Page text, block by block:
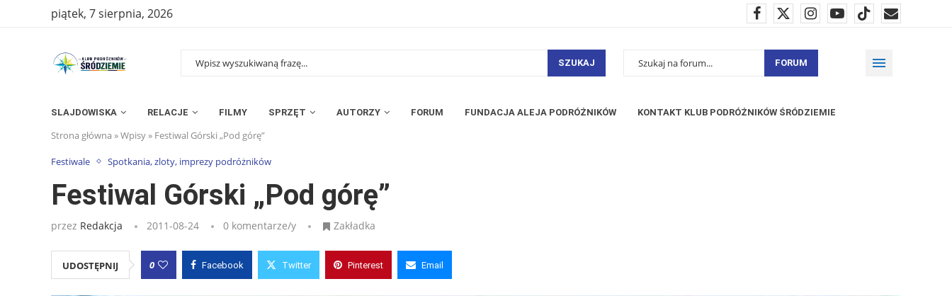
piątek, 7 sierpnia, 2026
SZUKAJ FORUM
SLAJDOWISKA RELACJE FILMY SPRZĘT AUTORZY FORUM FUNDACJA ALEJA PODRÓŻNIKÓW KONTAKT KLUB PODRÓŻNIKÓW ŚRÓDZIEMIE
Strona główna »Wpisy» Festiwal Górski „Pod górę”
Festiwale Spotkania, zloty, imprezy podróżników
Festiwal Górski „Pod górę”
przez Redakcja 2011-08-24 0 komentarze/y Zakładka
UDOSTĘPNIJ 0 Facebook Twitter Pinterest Email